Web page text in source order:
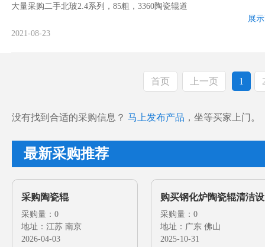
大量采购二手北玻2.4系列，85粗，3360陶瓷辊道
展
2021-08-23
首页 上一页 1
没有找到合适的采购信息？ 马上发布产品 ，坐等买家上门。
最新采购推荐
采购陶瓷辊
采购量：0
地址：江苏 南京
2026-04-03
购买钢化炉陶瓷辊清洁设
备
采购量：0
地址：广东 佛山
2025-10-31